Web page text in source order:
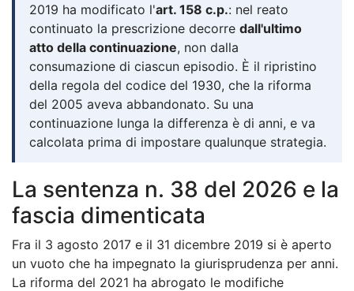
2019 ha modificato l'art. 158 c.p.: nel reato
continuato la prescrizione decorre dall'ultimo
atto della continuazione, non dalla
consumazione di ciascun episodio. È il ripristino
della regola del codice del 1930, che la riforma
del 2005 aveva abbandonato. Su una
continuazione lunga la differenza è di anni, e va
calcolata prima di impostare qualunque strategia.
La sentenza n. 38 del 2026 e la
fascia dimenticata
Fra il 3 agosto 2017 e il 31 dicembre 2019 si è aperto
un vuoto che ha impegnato la giurisprudenza per anni.
La riforma del 2021 ha abrogato le modifiche